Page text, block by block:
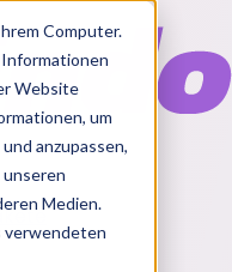
Computer.
Website
um
anzupassen,
Medien.
verwendeten